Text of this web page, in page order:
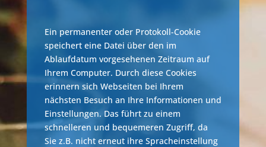
Ein permanenter oder Protokoll-Cookie
speichert eine Datei über den im
Ablaufdatum vorgesehenen Zeitraum auf
Ihrem Computer. Durch diese Cookies
erinnern sich Webseiten bei Ihrem
nächsten Besuch an Ihre Informationen und
Einstellungen. Das führt zu einem
schnelleren und bequemeren Zugriff, da
Sie z.B. nicht erneut ihre Spracheinstellung